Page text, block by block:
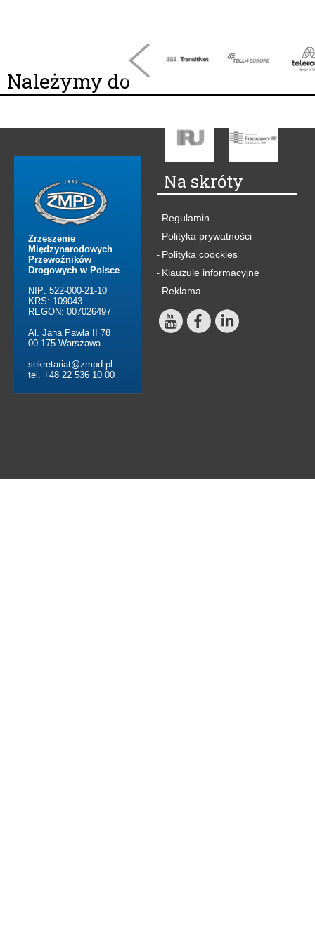
Należymy do
Zrzeszenie
Międzynarodowych
Przewoźników
Drogowych w Polsce
NIP: 522-000-21-10
KRS: 109043
REGON: 007026497
Al. Jana Pawła II 78
00-175 Warszawa
sekretariat@zmpd.pl
tel. +48 22 536 10 00
Na skróty
- Regulamin
- Polityka prywatności
- Polityka coockies
- Klauzule informacyjne
- Reklama